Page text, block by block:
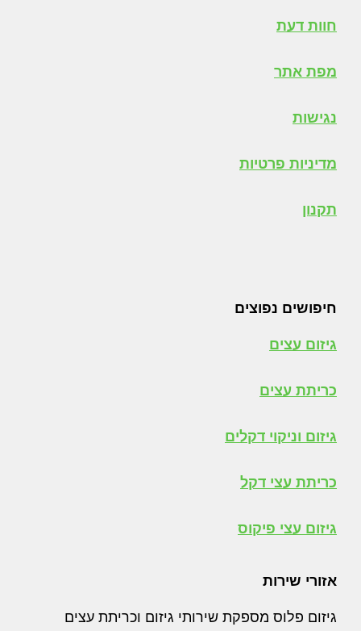
חוות דעת
מפת אתר
נגישות
מדיניות פרטיות
תקנון
חיפושים נפוצים
גיזום עצים
כריתת עצים
גיזום וניקוי דקלים
כריתת עצי דקל
גיזום עצי פיקוס
אזורי שירות
גיזום פלוס מספקת שירותי גיזום וכריתת עצים